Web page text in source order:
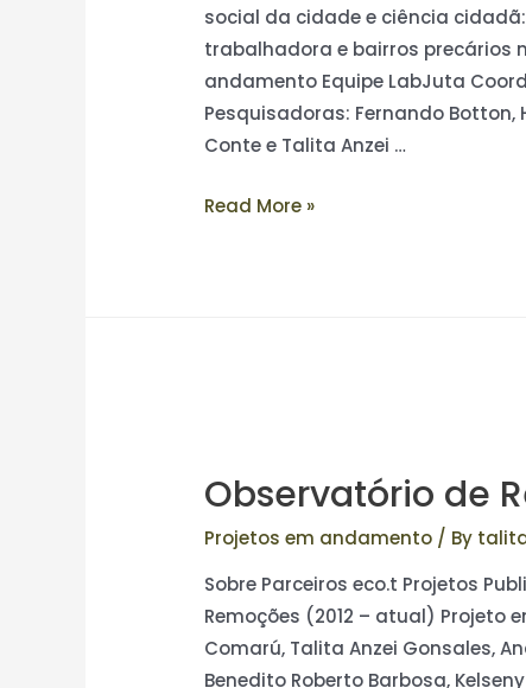
social da cidade e ciência
trabalhadora e bairros precários
andamento Equipe LabJuta
Pesquisadoras: Fernando
Conte e Talita Anzei …
Read More »
Observatório de
Projetos em andamento / By
Sobre Parceiros eco.t Projetos
Remoções (2012 – atual) Projeto
Comarú, Talita Anzei Gonsales,
Benedito Roberto Barbosa,